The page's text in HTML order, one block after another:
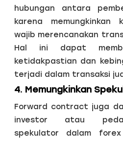
hubungan antara
karena memungkinkan
wajib merencanakan
Hal ini dapat
ketidakpastian dan
terjadi dalam transaksi
4. Memungkinkan
Forward contract juga
investor atau
spekulator dalam